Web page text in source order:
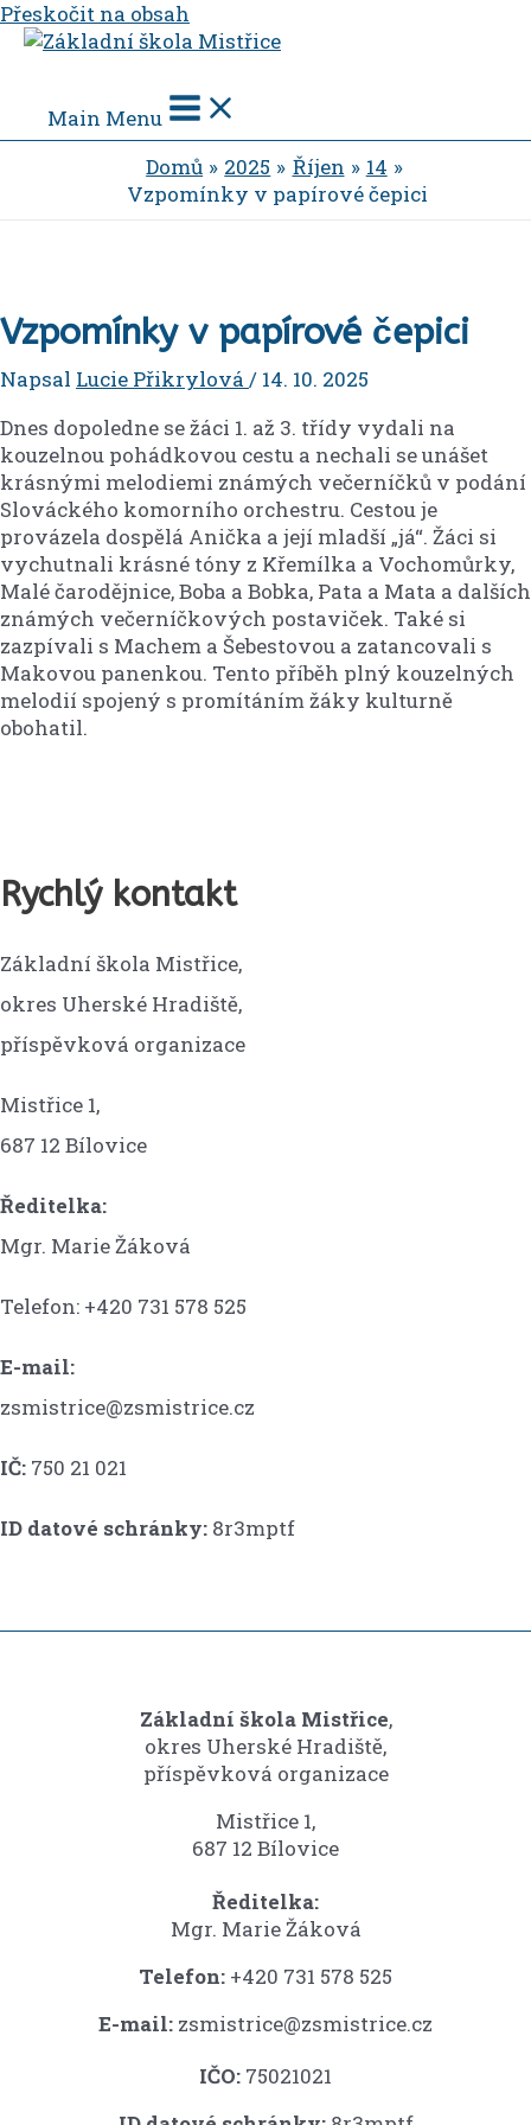
Přeskočit na obsah
Main Menu
Domů
2025 Říjen
14
Vzpomínky v papírové čepici
Vzpomínky v papírové čepici
Napsal Lucie Přikrylová / 14. 10. 2025
Dnes dopoledne se žáci 1. až 3. třídy vydali na
kouzelnou pohádkovou cestu a nechali se unášet
krásnými melodiemi známých večerníčků v podání
Slováckého komorního orchestru. Cestou je
provázela dospělá Anička a její mladší „já“. Žáci si
vychutnali krásné tóny z Křemílka a Vochomůrky,
Malé čarodějnice, Boba a Bobka, Pata a Mata a dalších
známých večerníčkových postaviček. Také si
zazpívali s Machem a Šebestovou a zatancovali s
Makovou panenkou. Tento příběh plný kouzelných
melodií spojený s promítáním žáky kulturně
obohatil.
Rychlý kontakt
Základní škola Mistřice,
okres Uherské Hradiště,
příspěvková organizace
Mistřice 1,
687 12 Bílovice
Ředitelka:
Mgr. Marie Žáková
Telefon: +420 731 578 525
E-mail:
zsmistrice@zsmistrice.cz
IČ: 750 21 021
ID datové schránky: 8r3mptf
Základní škola Mistřice,
okres Uherské Hradiště,
příspěvková organizace
Mistřice 1,
687 12 Bílovice
Ředitelka:
Mgr. Marie Žáková
Telefon: +420 731 578 525
E-mail: zsmistrice@zsmistrice.cz
IČO: 75021021